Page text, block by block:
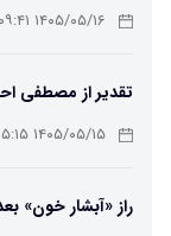
معایب و انتخاب
۱۴۰۵/۰۵/۱۶ ۰۹:۴۱
تقدیر از مصطفی
۱۴۰۵/۰۵/۱۵ ۱۵:۱۵
راز «آبشار خون»